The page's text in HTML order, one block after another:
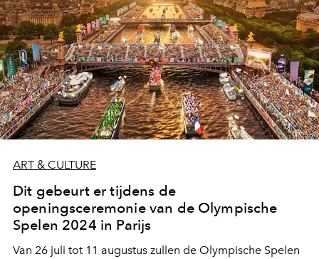
ART & CULTURE
Dit gebeurt er tijdens de
openingsceremonie van de Olympische
Spelen 2024 in Parijs
Van 26 juli tot 11 augustus zullen de Olympische Spelen